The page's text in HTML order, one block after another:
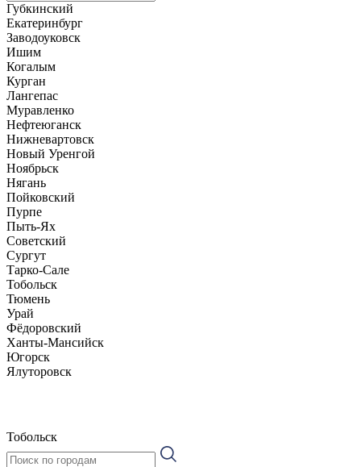
Губкинский
Екатеринбург
Заводоуковск
Ишим
Когалым
Курган
Лангепас
Муравленко
Нефтеюганск
Нижневартовск
Новый Уренгой
Ноябрьск
Нягань
Пойковский
Пурпе
Пыть-Ях
Советский
Сургут
Тарко-Сале
Тобольск
Тюмень
Урай
Фёдоровский
Ханты-Мансийск
Югорск
Ялуторовск
Тобольск